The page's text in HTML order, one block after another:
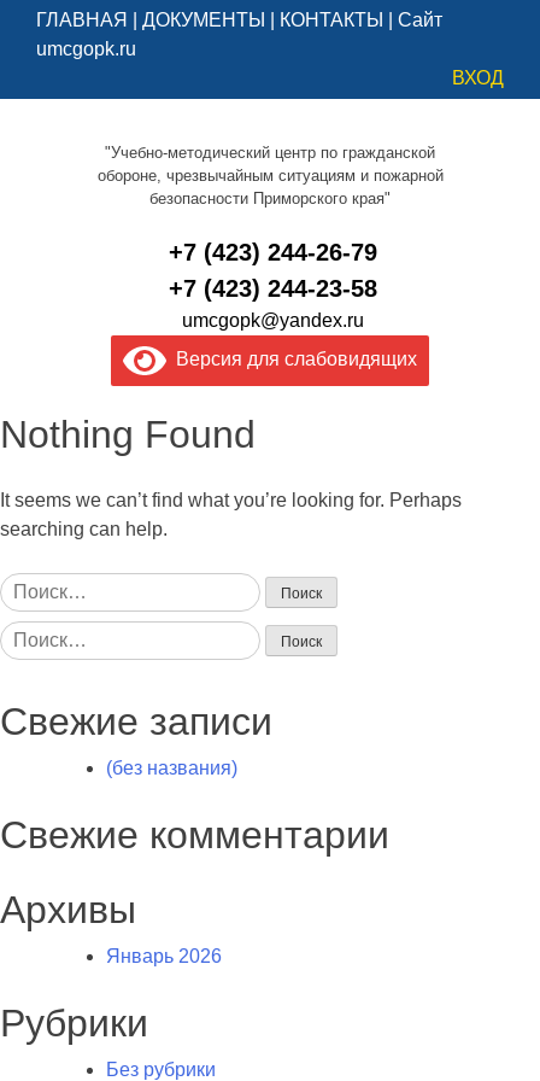
ГЛАВНАЯ ДОКУМЕНТЫ КОНТАКТЫ
Сайт
umcgopk.ru
ВХОД
"Учебно-методический центр по гражданской
обороне, чрезвычайным ситуациям и пожарной
безопасности Приморского края"
+7 (423) 244-26-79
+7 (423) 244-23-58
umcgopk@yandex.ru
Версия для слабовидящих
Nothing Found
It seems we can’t find what you’re looking for. Perhaps
searching can help.
Найти:
Найти:
Свежие записи
(без названия)
Свежие комментарии
Архивы
Январь 2026
Рубрики
Без рубрики